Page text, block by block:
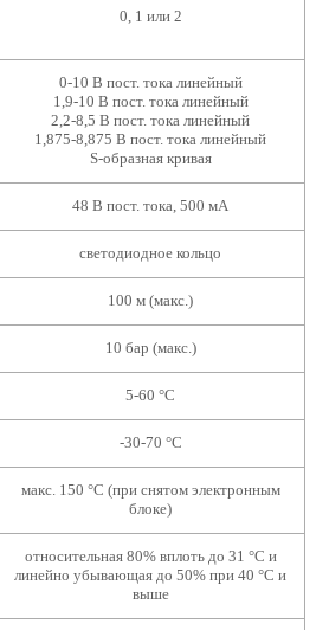
0, 1 или 2
0-10 В пост. тока линейный
1,9-10 В пост. тока линейный
2,2-8,5 В пост. тока линейный
1,875-8,875 В пост. тока линейный
S-образная кривая
48 В пост. тока, 500 мА
светодиодное кольцо
100 м (макс.)
10 бар (макс.)
5-60 °С
-30-70 °С
макс. 150 °С (при снятом электронным
блоке)
относительная 80% вплоть до 31 °C и
линейно убывающая до 50% при 40 °C и
выше